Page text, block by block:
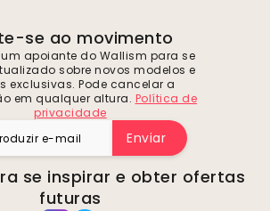
se ao movimento
apoiante do Wallism para se
sobre novos modelos e
exclusivas. Pode cancelar a
em qualquer altura. Política de
privacidade
Enviar
se inspirar e obter ofertas
futuras